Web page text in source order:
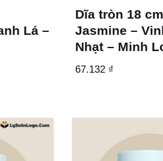
Lá –
Dĩa tròn 18
Jasmine –
Nhạt – Minh
67.132 ₫